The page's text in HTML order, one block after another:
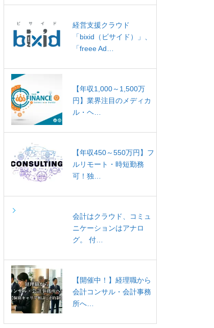
経営支援クラウド
「bixid（ビサイド）」、
「freee Ad…
【年収1,000～1,500万
円】業界注目のメディカ
ル・ヘ…
【年収450～550万円】フ
ルリモート・時短勤務
可！独…
会計はクラウド、コミュ
ニケーションはアナロ
グ。 付…
【開催中！】経理職から
会計コンサル・会計事務
所へ…